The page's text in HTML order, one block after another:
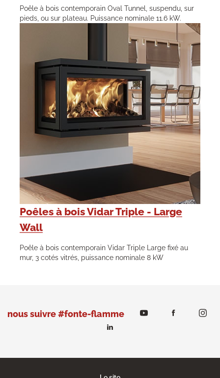
Poêle à bois contemporain Oval Tunnel, suspendu, sur
pieds, ou sur plateau. Puissance nominale 11.6 kW.
Poêles à bois Vidar Triple - Large
Wall
Poêle à bois contemporain Vidar Triple Large fixé au
mur, 3 cotés vitrés, puissance nominale 8 kW
nous suivre #fonte-flamme